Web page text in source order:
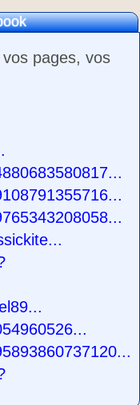
pages, vos